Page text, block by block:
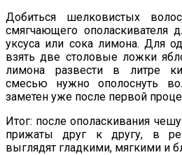
Добиться шелковистых
смягчающего ополаскивателя
уксуса или сока лимона. Для
взять две столовые ложки
лимона развести в литре
смесью нужно ополоснуть
заметен уже после первой
Итог: после ополаскивания
прижаты друг к другу, в
выглядят гладкими, мягкими и